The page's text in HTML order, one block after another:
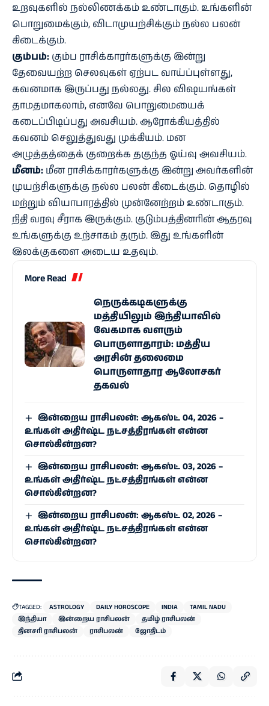
உறவுகளில் நல்லிணக்கம் உண்டாகும். உங்களின்
பொறுமைக்கும், விடாமுயற்சிக்கும் நல்ல பலன்
கிடைக்கும்.
கும்பம்: கும்ப ராசிக்காரர்களுக்கு இன்று
தேவையற்ற செலவுகள் ஏற்பட வாய்ப்புள்ளது,
கவனமாக இருப்பது நல்லது. சில விஷயங்கள்
தாமதமாகலாம், எனவே பொறுமையைக்
கடைப்பிடிப்பது அவசியம். ஆரோக்கியத்தில்
கவனம் செலுத்துவது முக்கியம். மன
அழுத்தத்தைக் குறைக்க தகுந்த ஓய்வு அவசியம்.
மீனம்: மீன ராசிக்காரர்களுக்கு இன்று அவர்களின்
முயற்சிகளுக்கு நல்ல பலன் கிடைக்கும். தொழில்
மற்றும் வியாபாரத்தில் முன்னேற்றம் உண்டாகும்.
நிதி வரவு சீராக இருக்கும். குடும்பத்தினரின் ஆதரவு
உங்களுக்கு உற்சாகம் தரும். இது உங்களின்
இலக்குகளை அடைய உதவும்.
More Read
நெருக்கடிகளுக்கு
மத்தியிலும் இந்தியாவில்
வேகமாக வளரும்
பொருளாதாரம்: மத்திய
அரசின் தலைமை
பொருளாதார ஆலோசகர்
தகவல்
இன்றைய ராசிபலன்: ஆகஸ்ட் 04, 2026 –
உங்கள் அதிர்ஷ்ட நட்சத்திரங்கள் என்ன
சொல்கின்றன?
இன்றைய ராசிபலன்: ஆகஸ்ட் 03, 2026 –
உங்கள் அதிர்ஷ்ட நட்சத்திரங்கள் என்ன
சொல்கின்றன?
இன்றைய ராசிபலன்: ஆகஸ்ட் 02, 2026 –
உங்கள் அதிர்ஷ்ட நட்சத்திரங்கள் என்ன
சொல்கின்றன?
TAGGED: ASTROLOGY DAILY HOROSCOPE INDIA
TAMIL NADU
இந்தியா
இன்றைய ராசிபலன்
தமிழ் ராசிபலன்
தினசரி ராசிபலன்
ராசிபலன் ஜோதிடம்